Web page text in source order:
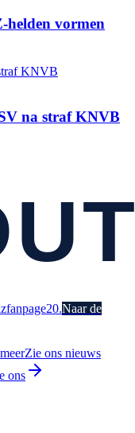
helden vormen
na straf KNVB
Naar de
Zie ons nieuws
ons